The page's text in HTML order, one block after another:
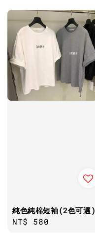
純色純棉短袖(2色可選)
Regular
NT$ 580